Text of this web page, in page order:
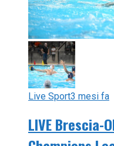
Live Sport3 mesi fa
LIVE Brescia-